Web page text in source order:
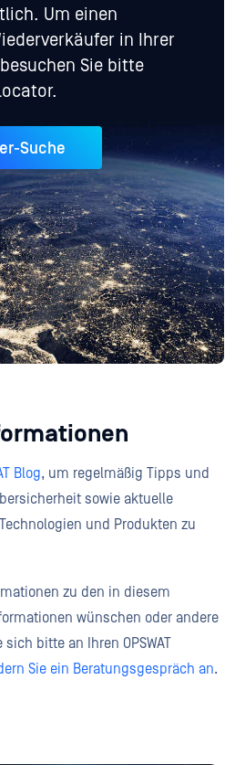
Um einen
in Ihrer
Sie bitte
Suche
Blog, um regelmäßig Tipps und
sowie aktuelle
Technologien und Produkten zu
zu den in diesem
wünschen oder andere
bitte an Ihren OPSWAT
Sie ein Beratungsgespräch an.